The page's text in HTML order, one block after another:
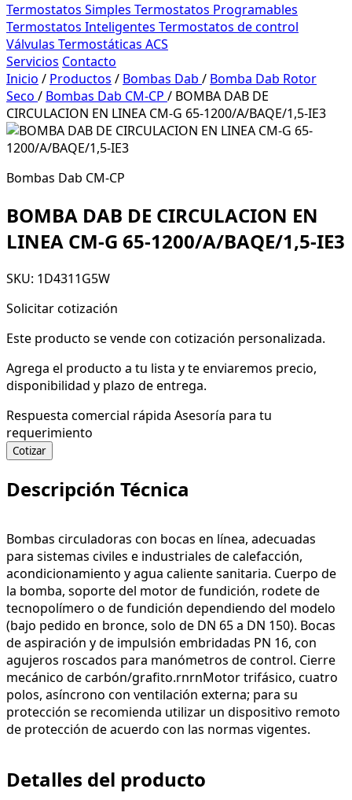
Termostatos Simples Termostatos Programables
Termostatos Inteligentes Termostatos de control
Válvulas Termostáticas ACS
Servicios Contacto
Inicio / Productos / Bombas Dab / Bomba Dab Rotor
Seco / Bombas Dab CM-CP / BOMBA DAB DE
CIRCULACION EN LINEA CM-G 65-1200/A/BAQE/1,5-IE3
Bombas Dab CM-CP
BOMBA DAB DE CIRCULACION EN
LINEA CM-G 65-1200/A/BAQE/1,5-IE3
SKU: 1D4311G5W
Solicitar cotización
Este producto se vende con cotización personalizada.
Agrega el producto a tu lista y te enviaremos precio,
disponibilidad y plazo de entrega.
Respuesta comercial rápida Asesoría para tu
requerimiento
Cotizar
Descripción Técnica
Bombas circuladoras con bocas en línea, adecuadas
para sistemas civiles e industriales de calefacción,
acondicionamiento y agua caliente sanitaria. Cuerpo de
la bomba, soporte del motor de fundición, rodete de
tecnopolímero o de fundición dependiendo del modelo
(bajo pedido en bronce, solo de DN 65 a DN 150). Bocas
de aspiración y de impulsión embridadas PN 16, con
agujeros roscados para manómetros de control. Cierre
mecánico de carbón/grafito.rnrnMotor trifásico, cuatro
polos, asíncrono con ventilación externa; para su
protección se recomienda utilizar un dispositivo remoto
de protección de acuerdo con las normas vigentes.
Detalles del producto